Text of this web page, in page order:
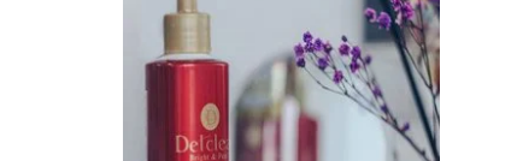
Lotion Ngăn Ngừa Mụn
Bigansui 90ml
275.000₫